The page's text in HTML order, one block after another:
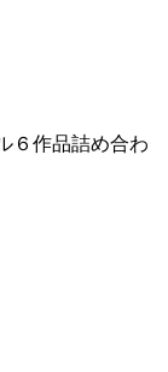
６作品詰め合わ